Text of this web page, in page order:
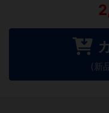
(新